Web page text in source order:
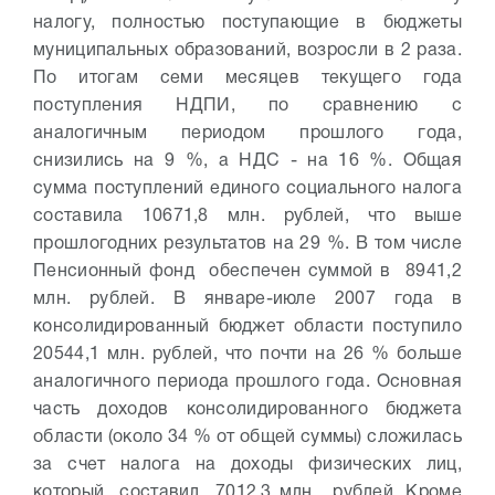
налогу, полностью поступающие в бюджеты
муниципальных образований, возросли в 2 раза.
По итогам семи месяцев текущего года
поступления НДПИ, по сравнению с
аналогичным периодом прошлого года,
снизились на 9 %, а НДС - на 16 %. Общая
сумма поступлений единого социального налога
составила 10671,8 млн. рублей, что выше
прошлогодних результатов на 29 %. В том числе
Пенсионный фонд обеспечен суммой в 8941,2
млн. рублей.
В январе-июле 2007 года в
консолидированный бюджет области поступило
20544,1 млн. рублей, что почти на 26 % больше
аналогичного периода прошлого года. Основная
часть доходов консолидированного бюджета
области (около 34 % от общей суммы) сложилась
за счет налога на доходы физических лиц,